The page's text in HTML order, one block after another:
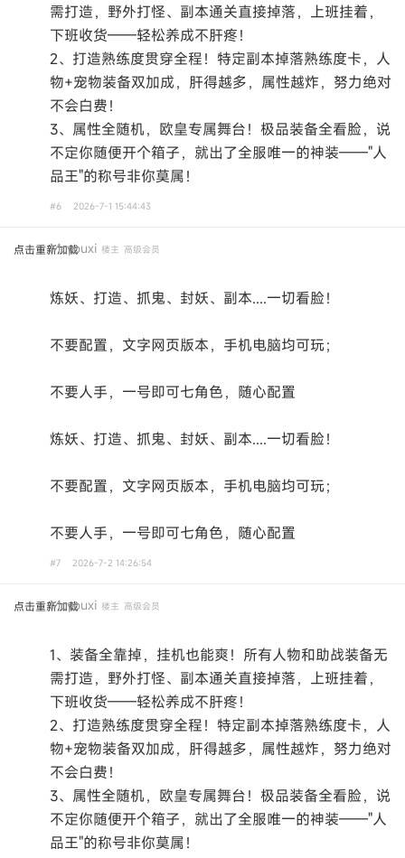
需打造，野外打怪、副本通关直接掉落，上班挂着，
下班收货——轻松养成不肝疼！
2、打造熟练度贯穿全程！特定副本掉落熟练度卡，人
物+宠物装备双加成，肝得越多，属性越炸，努力绝对
不会白费！
3、属性全随机，欧皇专属舞台！极品装备全看脸，说
不定你随便开个箱子，就出了全服唯一的神装——"人
品王"的称号非你莫属！
#6 2026-7-1 15:44:43
点击重新加载
Mcyouxi 楼主 高级会员
炼妖、打造、抓鬼、封妖、副本....一切看脸！
不要配置，文字网页版本，手机电脑均可玩；
不要人手，一号即可七角色，随心配置
炼妖、打造、抓鬼、封妖、副本....一切看脸！
不要配置，文字网页版本，手机电脑均可玩；
不要人手，一号即可七角色，随心配置
#7 2026-7-2 14:26:54
点击重新加载
Mcyouxi 楼主 高级会员
1、装备全靠掉，挂机也能爽！所有人物和助战装备无
需打造，野外打怪、副本通关直接掉落，上班挂着，
下班收货——轻松养成不肝疼！
2、打造熟练度贯穿全程！特定副本掉落熟练度卡，人
物+宠物装备双加成，肝得越多，属性越炸，努力绝对
不会白费！
3、属性全随机，欧皇专属舞台！极品装备全看脸，说
不定你随便开个箱子，就出了全服唯一的神装——"人
品王"的称号非你莫属！